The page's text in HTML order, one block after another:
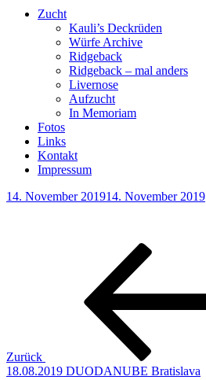
Zucht
Kauli’s Deckrüden
Würfe Archive
Ridgeback
Ridgeback – mal anders
Livernose
Aufzucht
In Memoriam
Fotos
Links
Kontakt
Impressum
Veröffentlicht
14. November 201914. November 2019
Beitragsnavigation
Zurück
18.08.2019 DUODANUBE Bratislava